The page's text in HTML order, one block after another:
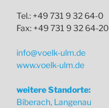
Tel.: +49 731 9 32 64-0
Fax: +49 731 9 32 64-20
info@voelk-ulm.de
www.voelk-ulm.de
weitere Standorte:
Biberach, Langenau